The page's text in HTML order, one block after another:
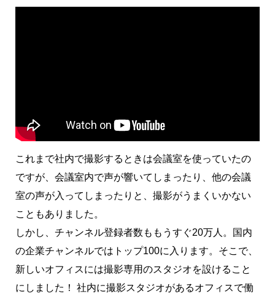
これまで社内で撮影するときは会議室を使っていたの
ですが、会議室内で声が響いてしまったり、他の会議
室の声が入ってしまったりと、撮影がうまくいかない
こともありました。
しかし、チャンネル登録者数ももうすぐ20万人。国内
の企業チャンネルではトップ100に入ります。そこで、
新しいオフィスには撮影専用のスタジオを設けること
にしました！ 社内に撮影スタジオがあるオフィスで働